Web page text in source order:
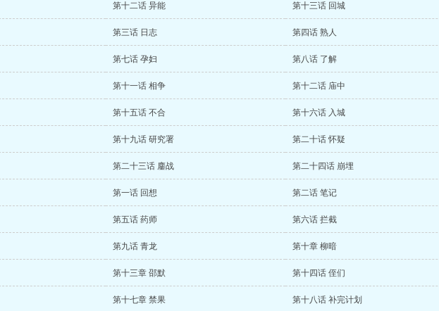
第十二话 异能 第十三话 回城
第三话 日志 第四话 熟人
第七话 孕妇 第八话 了解
第十一话 相争 第十二话 庙中
第十五话 不合 第十六话 入城
第十九话 研究署 第二十话 怀疑
第二十三话 鏖战 第二十四话 崩埋
第一话 回想 第二话 笔记
第五话 药师 第六话 拦截
第九话 青龙 第十章 柳暗
第十三章 邵默 第十四话 侄们
第十七章 禁果 第十八话 补完计划